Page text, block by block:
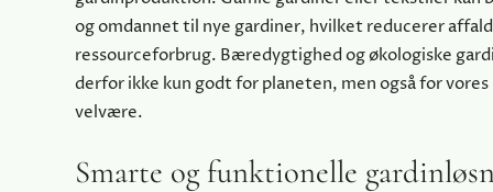
og omdannet til nye gardiner, hvilket reducerer
ressourceforbrug. Bæredygtighed og økologiske
derfor ikke kun godt for planeten, men også for
velvære.
Smarte og funktionelle